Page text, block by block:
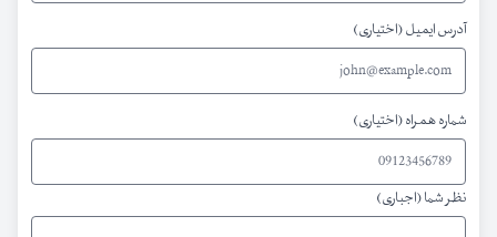
آدرس ایمیل (اختیاری)
شماره همراه (اختیاری)
نظر شما (اجباری)